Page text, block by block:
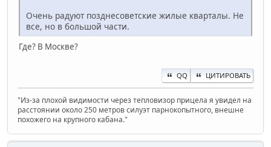
Очень радуют позднесоветские жилые кварталы. Не
все, но в большой части.
Где? В Москве?
QQ ЦИТИРОВАТЬ
"Из-за плохой видимости через тепловизор прицела я увидел на
расстоянии около 250 метров силуэт парнокопытного, внешне
похожего на крупного кабана."